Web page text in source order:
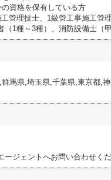
資格を保有している方
管理技士、1級管工事施工管
（1種～3種）、消防設備士（甲
馬県,埼玉県,千葉県,東京都,
ジェントへお問い合わせくだ